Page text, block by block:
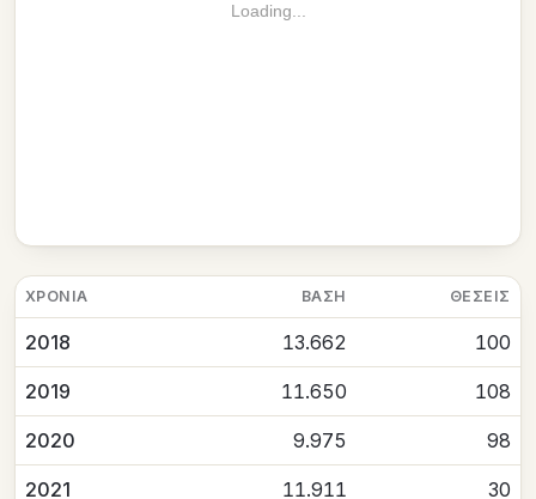
Loading...
ΧΡΟΝΙΆ ΒΆΣΗ ΘΈΣΕΙΣ
2018 13.662 100
2019 11.650 108
2020 9.975 98
2021 11.911 30